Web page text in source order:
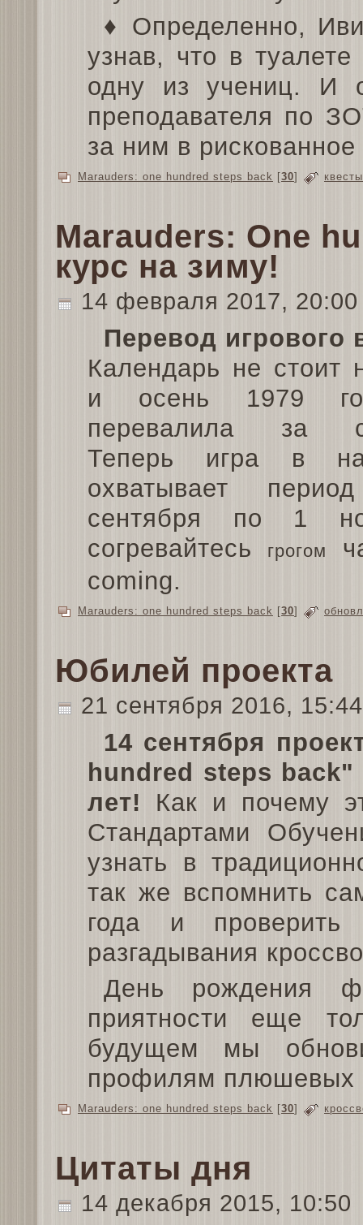
♦ Определенно,
узнав, что в
одну из учениц. И
преподавателя по
за ним в
Marauders: one hundred steps back [30] квесты
Marauders: One
курс на зиму!
14 февраля 2017,
Перевод игрового
Календарь не стоит
и осень 1979
перевалила за
Теперь игра в
охватывает
сентября по 1
согревайтесь
грогом
coming.
Marauders: one hundred steps back [30]
Юбилей проекта
21 сентября 2016,
14 сентября
hundred steps
лет! Как и почему
Стандартами
узнать в
так же вспомнить
года и
разгадывания
День рождения
приятности еще
будущем мы
профилям плюшевых
Marauders: one hundred steps back [30]
Цитаты дня
14 декабря 2015, 10:50